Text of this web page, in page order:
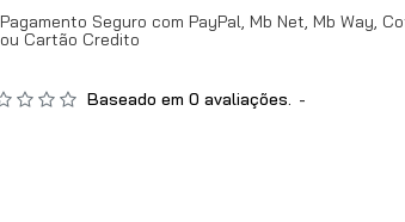
Pagamento Seguro com PayPal, Mb Net, Mb Way,
ou Cartão Credito
Baseado em 0 avaliações. -